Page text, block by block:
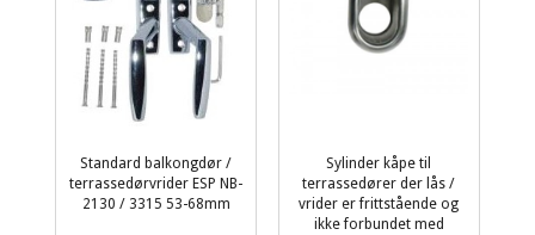
Standard balkongdør /
terrassedørvrider ESP NB-
2130 / 3315 53-68mm
Sylinder kåpe til
terrassedører der lås /
vrider er frittstående og
ikke forbundet med